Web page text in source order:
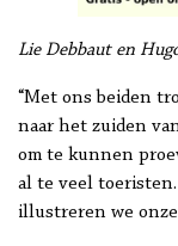
Lie Debbaut en
“Met ons beiden
naar het zuiden
om te kunnen
al te veel
illustreren we onze